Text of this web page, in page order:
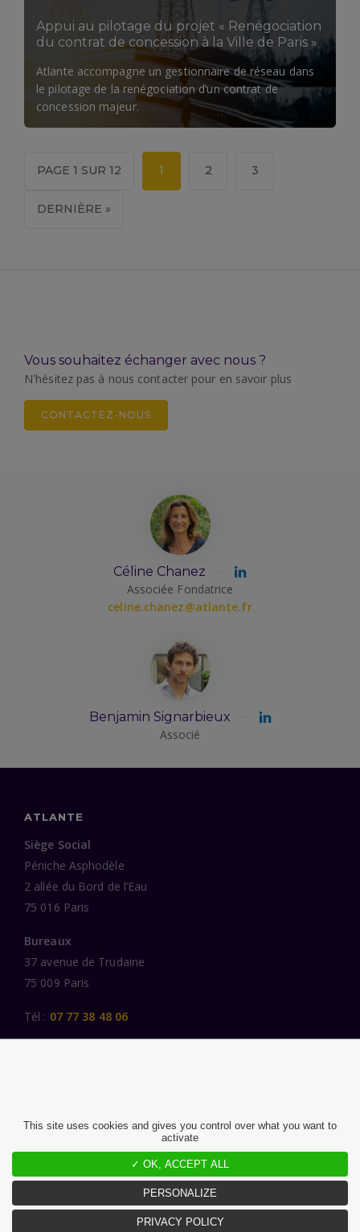
Appui au pilotage du projet « Renégociation
du contrat de concession à la Ville de Paris »​
Atlante accompagne un gestionnaire de réseau dans
le pilotage de la renégociation d’un contrat de
concession majeur.
PAGE 1 SUR 12 1 2 3
DERNIÈRE »
Vous souhaitez échanger avec nous ?
N'hésitez pas à nous contacter pour en savoir plus
CONTACTEZ-NOUS
Céline Chanez
Associée Fondatrice
celine.chanez@atlante.fr
Benjamin Signarbieux
Associé
ATLANTE
Siège Social
Péniche Asphodèle
2 allée du Bord de l’Eau
75 016 Paris
Bureaux
37 avenue de Trudaine
75 009 Paris
Tél : 07 77 38 48 06
DES FEMMES ET DES HOMMES ENGAGÉS
This site uses cookies and gives you control over what you want to
activate
✓ OK, ACCEPT ALL
PERSONALIZE
PRIVACY POLICY